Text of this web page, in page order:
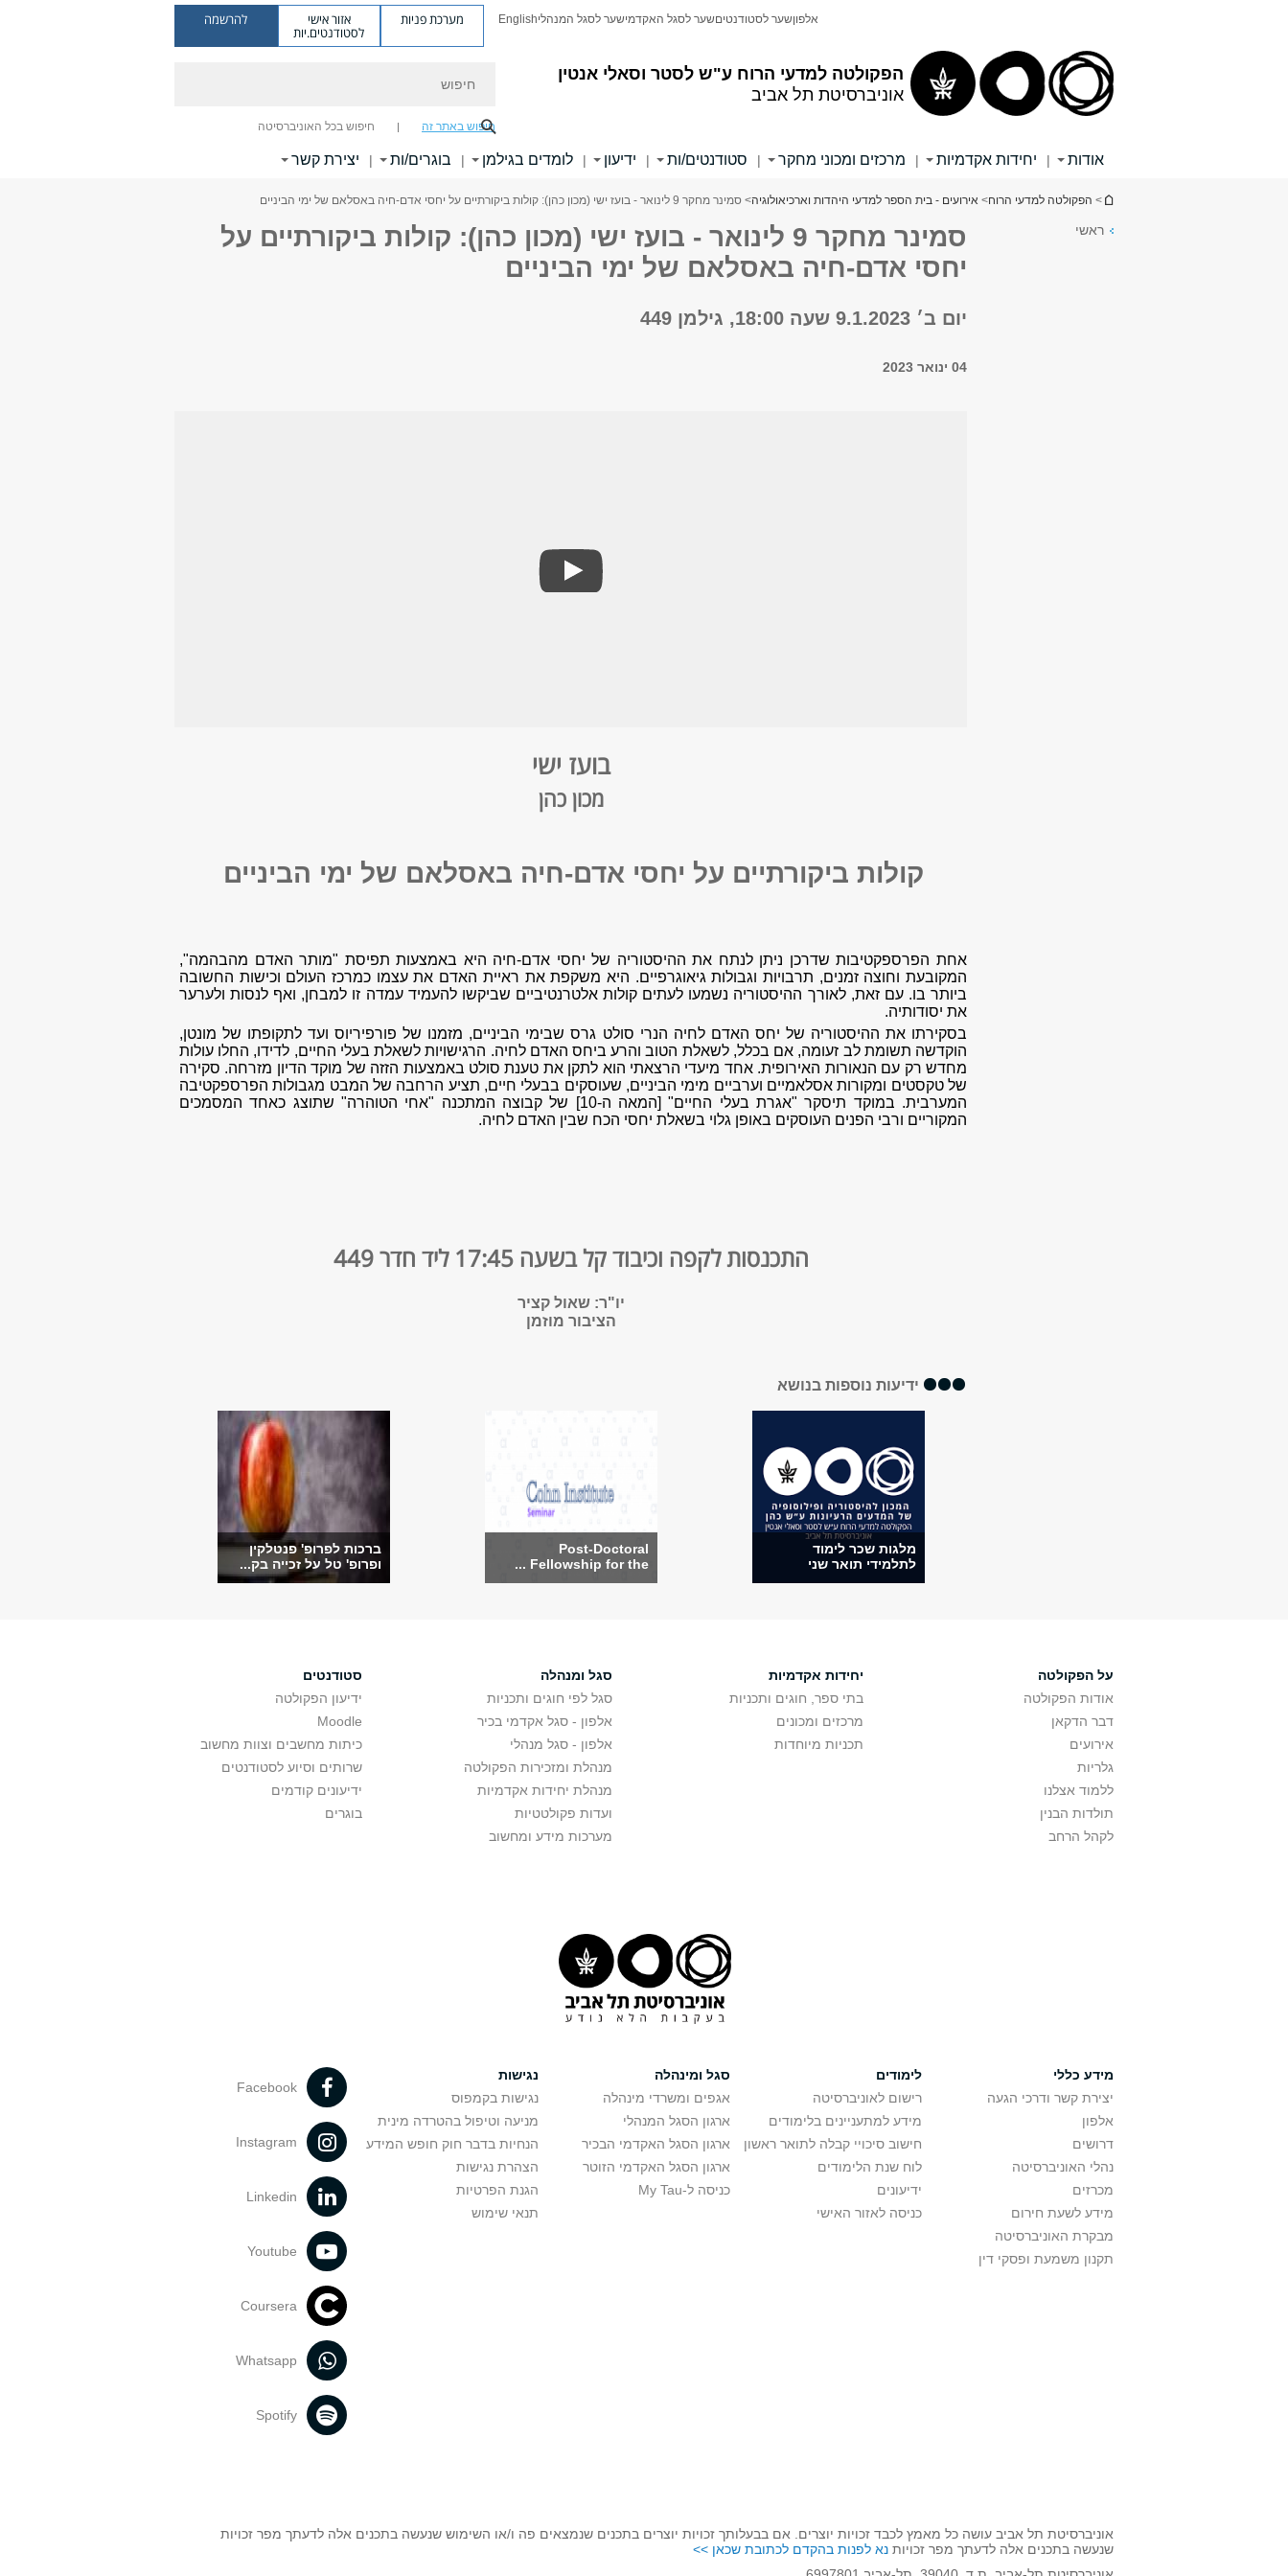
הפקולטה למדעי הרוח ע"ש לסטר וסאלי אנטין
אוניברסיטת תל אביב
אלפוןשער לסטודנטיםשער לסגל האקדמישער לסגל המנהליEnglish מערכת פניות אזור אישי
לסטודנטים.יות
להרשמה
חיפוש באתר זה חיפוש בכל האוניברסיטה
אודות | יחידות אקדמיות | מרכזים ומכוני מחקר | סטודנטים/ות | ידיעון | לומדים בגילמן | בוגרים/ות | יצירת קשר
הינך נמצא כאן
> הפקולטה למדעי הרוח> אירועים - בית הספר למדעי היהדות וארכיאולוגיה> סמינר מחקר 9 לינואר - בועז ישי (מכון כהן): קולות ביקורתיים על יחסי אדם-חיה באסלאם של ימי הביניים
ראשי
סמינר מחקר 9 לינואר - בועז ישי (מכון כהן): קולות ביקורתיים על
יחסי אדם-חיה באסלאם של ימי הביניים
יום ב׳ 9.1.2023 שעה 18:00, גילמן 449
04 ינואר 2023
בועז ישי
מכון כהן
קולות ביקורתיים על יחסי אדם-חיה באסלאם של ימי הביניים
אחת הפרספקטיבות שדרכן ניתן לנתח את ההיסטוריה של יחסי אדם-חיה היא באמצעות תפיסת "מותר האדם מהבהמה",
המקובעת וחוצה זמנים, תרבויות וגבולות גיאוגרפיים. היא משקפת את ראיית האדם את עצמו כמרכז העולם וכישות החשובה
ביותר בו. עם זאת, לאורך ההיסטוריה נשמעו לעתים קולות אלטרנטיביים שביקשו להעמיד עמדה זו למבחן, ואף לנסות ולערער
את יסודותיה.
בסקירתו את ההיסטוריה של יחס האדם לחיה הנרי סולט גרס שבימי הביניים, מזמנו של פורפיריוס ועד לתקופתו של מונטן,
הוקדשה תשומת לב זעומה, אם בכלל, לשאלת הטוב והרע ביחס האדם לחיה. הרגישויות לשאלת בעלי החיים, לדידו, החלו עולות
מחדש רק עם הנאורות האירופית. אחד מיעדי הרצאתי הוא לתקן את טענת סולט באמצעות הזזה של מוקד הדיון מזרחה. סקירה
של טקסטים ומקורות אסלאמיים וערביים מימי הביניים, שעוסקים בבעלי חיים, תציע הרחבה של המבט מגבולות הפרספקטיבה
המערבית. במוקד תיסקר "אגרת בעלי החיים" [המאה ה-10] של קבוצה המתכנה "אחי הטוהרה" שתוצג כאחד המסמכים
המקוריים ורבי הפנים העוסקים באופן גלוי בשאלת יחסי הכח שבין האדם לחיה.
התכנסות לקפה וכיבוד קל בשעה 17:45 ליד חדר 449
יו"ר: שאול קציר
הציבור מוזמן
ידיעות נוספות בנושא
מלגות שכר לימוד
לתלמידי תואר שני
Post-Doctoral
Fellowship for the ...
ברכות לפרופ' פנטלקין
ופרופ' טל על זכייה בק...
על הפקולטה
אודות הפקולטה
דבר הדקאן
אירועים
גלריות
ללמוד אצלנו
תולדות הבנין
לקהל הרחב
יחידות אקדמיות
בתי ספר, חוגים ותכניות
מרכזים ומכונים
תכניות מיוחדות
סגל ומנהלה
סגל לפי חוגים ותכניות
אלפון - סגל אקדמי בכיר
אלפון - סגל מנהלי
מנהלת ומזכירות הפקולטה
מנהלת יחידות אקדמיות
ועדות פקולטטיות
מערכות מידע ומחשוב
סטודנטים
ידיעון הפקולטה
Moodle
כיתות מחשבים וצוות מחשוב
שרותים וסיוע לסטודנטים
ידיעונים קודמים
בוגרים
מידע כללי
יצירת קשר ודרכי הגעה
אלפון
דרושים
נהלי האוניברסיטה
מכרזים
מידע לשעת חירום
מבקרת האוניברסיטה
תקנון משמעת ופסקי דין
לימודים
רישום לאוניברסיטה
מידע למתעניינים בלימודים
חישוב סיכויי קבלה לתואר ראשון
לוח שנת הלימודים
ידיעונים
כניסה לאזור האישי
סגל ומינהלה
אגפים ומשרדי מינהלה
ארגון הסגל המנהלי
ארגון הסגל האקדמי הבכיר
ארגון הסגל האקדמי הזוטר
כניסה ל-My Tau
נגישות
נגישות בקמפוס
מניעה וטיפול בהטרדה מינית
הנחיות בדבר חוק חופש המידע
הצהרת נגישות
הגנת הפרטיות
תנאי שימוש
Facebook
Instagram
Linkedin
Youtube
Coursera
Whatsapp
Spotify
אוניברסיטת תל אביב עושה כל מאמץ לכבד זכויות יוצרים. אם בבעלותך זכויות יוצרים בתכנים שנמצאים פה ו/או השימוש שנעשה בתכנים אלה לדעתך מפר זכויות
שנעשה בתכנים אלה לדעתך מפר זכויות נא לפנות בהקדם לכתובת שכאן >>